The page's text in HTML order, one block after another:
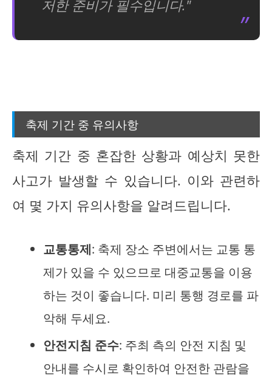
저한 준비가 필수입니다."
축제 기간 중 유의사항
축제 기간 중 혼잡한 상황과 예상치 못한
사고가 발생할 수 있습니다. 이와 관련하
여 몇 가지 유의사항을 알려드립니다.
교통통제: 축제 장소 주변에서는 교통 통
제가 있을 수 있으므로 대중교통을 이용
하는 것이 좋습니다. 미리 통행 경로를 파
악해 두세요.
안전지침 준수: 주최 측의 안전 지침 및
안내를 수시로 확인하여 안전한 관람을